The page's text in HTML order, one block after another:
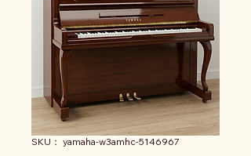
SKU： yamaha-w3amhc-5146967